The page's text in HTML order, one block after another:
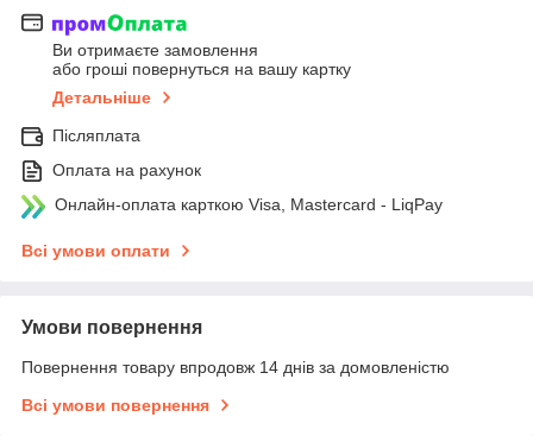
Ви отримаєте замовлення
або гроші повернуться на вашу картку
Детальніше
Післяплата
Оплата на рахунок
Онлайн-оплата карткою Visa, Mastercard - LiqPay
Всі умови оплати
Умови повернення
Повернення товару впродовж 14 днів за домовленістю
Всі умови повернення